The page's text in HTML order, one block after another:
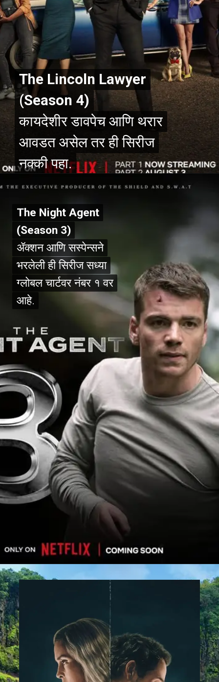
The Lincoln Lawyer
(Season 4)
कायदेशीर डावपेच आणि थरार
आवडत असेल तर ही सिरीज
नक्की पहा.
The Lincoln Lawyer
(Season 4)
कायदेशीर डावपेच आणि थरार
आवडत असेल तर ही सिरीज
नक्की पहा.
The Night Agent
(Season 3)
ॲक्शन आणि सस्पेन्सने
भरलेली ही सिरीज सध्या
ग्लोबल चार्टवर नंबर १ वर
आहे.
The Night Agent
(Season 3)
ॲक्शन आणि सस्पेन्सने
भरलेली ही सिरीज सध्या
ग्लोबल चार्टवर नंबर १ वर
आहे.